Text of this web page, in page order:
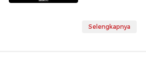
Selengkapnya